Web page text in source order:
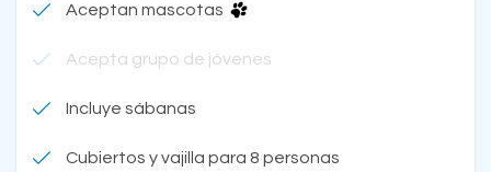
Aceptan mascotas
Acepta grupo de jóvenes
Incluye sábanas
Cubiertos y vajilla para 8 personas